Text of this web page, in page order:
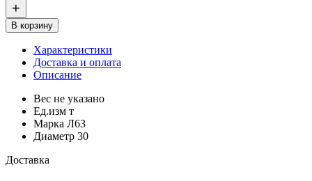
+
В корзину
Характеристики
Доставка и оплата
Описание
Вес не указано
Ед.изм т
Марка Л63
Диаметр 30
Доставка